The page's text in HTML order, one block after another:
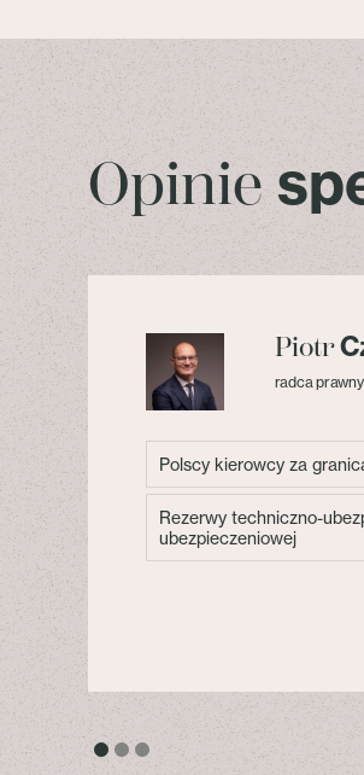
Opinie
Piotr
radca
Polscy kierowcy za
Rezerwy techniczno-
ubezpieczeniowej